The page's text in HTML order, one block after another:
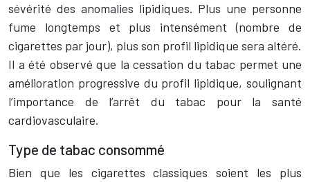
sévérité des anomalies lipidiques. Plus une personne
fume longtemps et plus intensément (nombre de
cigarettes par jour), plus son profil lipidique sera altéré.
Il a été observé que la cessation du tabac permet une
amélioration progressive du profil lipidique, soulignant
l’importance de l’arrêt du tabac pour la santé
cardiovasculaire.
Type de tabac consommé
Bien que les cigarettes classiques soient les plus